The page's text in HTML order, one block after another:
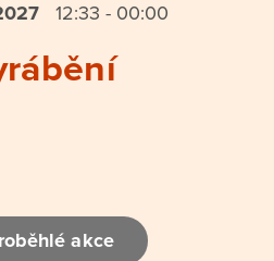
12:33 - 00:00
akce